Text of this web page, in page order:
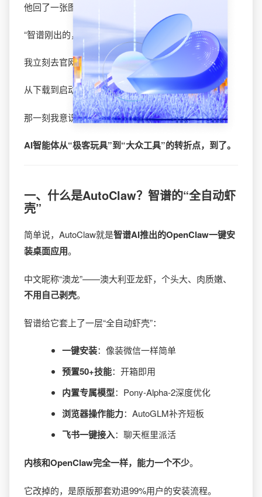
他回了一张图：电脑桌面上的AutoClaw图标。
“智谱刚出的，一键安装，免费。”
我立刻去官网下载测试。
从下载到启动，只用了58秒。
那一刻我意识到：
AI智能体从“极客玩具”到“大众工具”的转折点，到了。
一、什么是AutoClaw？智谱的“全自动虾
壳”
简单说，AutoClaw就是智谱AI推出的OpenClaw一键安
装桌面应用。
中文昵称“澳龙”——澳大利亚龙虾，个头大、肉质嫩、
不用自己剥壳。
智谱给它套上了一层“全自动虾壳”：
一键安装：像装微信一样简单
预置50+技能：开箱即用
内置专属模型：Pony-Alpha-2深度优化
浏览器操作能力：AutoGLM补齐短板
飞书一键接入：聊天框里派活
内核和OpenClaw完全一样，能力一个不少。
它改掉的，是原版那套劝退99%用户的安装流程。